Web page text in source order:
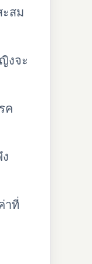
สม
งจะ
ค
าที่